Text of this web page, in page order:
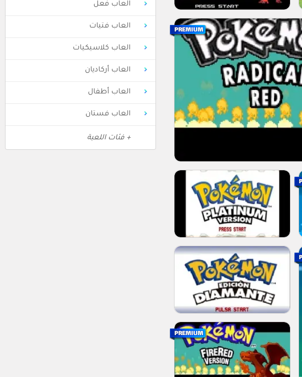
العاب فعل
العاب فتيات
العاب كلاسيكيات
العاب أركاديان
العاب أطفال
العاب فستان
+ فئات اللعبة